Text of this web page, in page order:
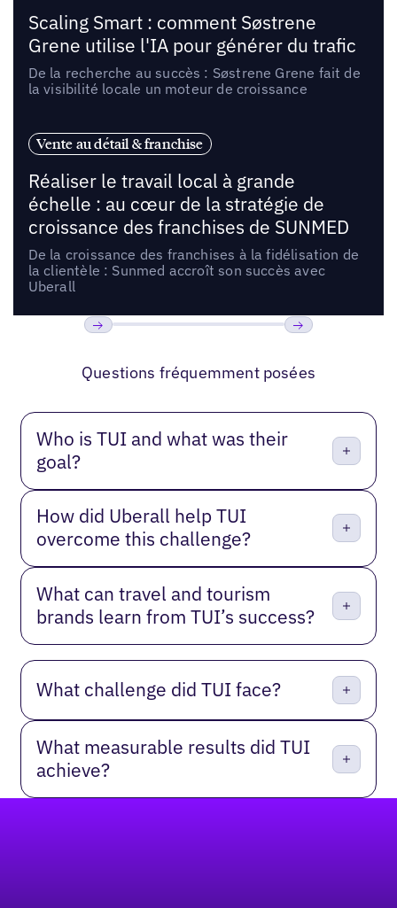
Scaling Smart : comment Søstrene
Grene utilise l'IA pour générer du trafic
De la recherche au succès : Søstrene Grene fait de
la visibilité locale un moteur de croissance
Vente au détail & franchise
Réaliser le travail local à grande
échelle : au cœur de la stratégie de
croissance des franchises de SUNMED
De la croissance des franchises à la fidélisation de
la clientèle : Sunmed accroît son succès avec
Uberall
Questions fréquemment posées
Who is TUI and what was their
goal?
How did Uberall help TUI
overcome this challenge?
What can travel and tourism
brands learn from TUI’s success?
What challenge did TUI face?
What measurable results did TUI
achieve?